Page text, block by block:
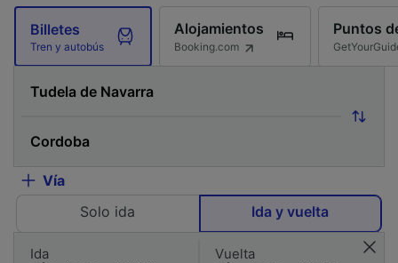
Billetes
Tren y autobús
Alojamientos
Booking.com
Puntos
Vía
Solo ida
Ida y vuelta
Ida Vuelta